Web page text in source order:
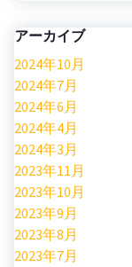
アーカイブ
2024年10月
2024年7月
2024年6月
2024年4月
2024年3月
2023年11月
2023年10月
2023年9月
2023年8月
2023年7月